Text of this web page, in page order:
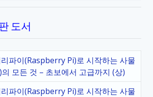
도서
파이(Raspberry Pi)로 시작하는 사물
모든 것 – 초보에서 고급까지 (상)
파이(Raspberry Pi)로 시작하는 사물